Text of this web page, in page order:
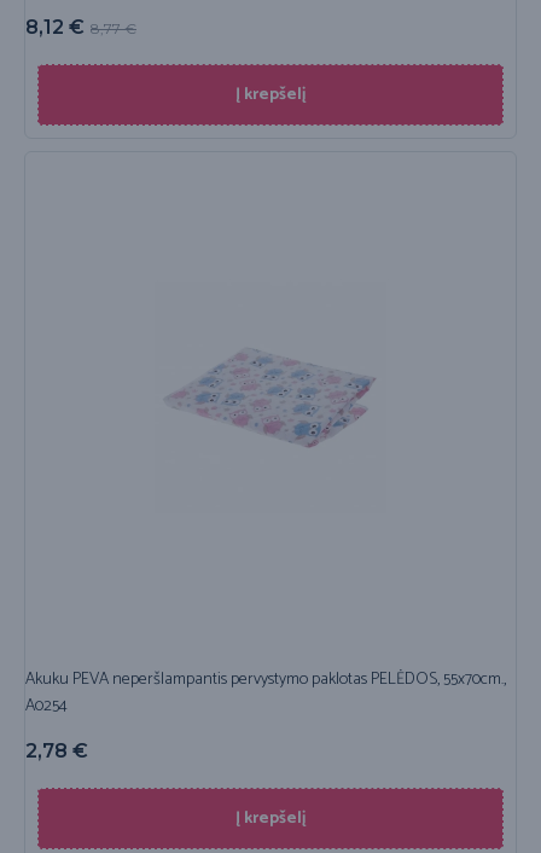
8,77€
8,12 €
Į krepšelį
Akuku PEVA neperšlampantis pervystymo paklotas PELĖDOS, 55x70cm.,
A0254
2,78 €
Į krepšelį